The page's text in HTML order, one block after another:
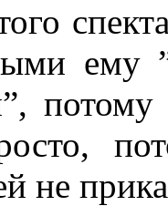
ему
не